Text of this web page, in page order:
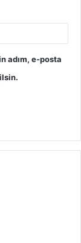
adım, e-posta